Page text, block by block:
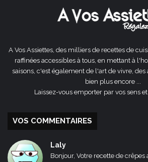
A Vos Assiettes, des milliers de recettes de
raffinées accessibles à tous, en mettant à
saisons, c'est également de l'art de vivre,
bien plus encore ...
Laissez-vous emporter par vos sens
VOS COMMENTAIRES
Laly
Bonjour, Votre recette de crêpes